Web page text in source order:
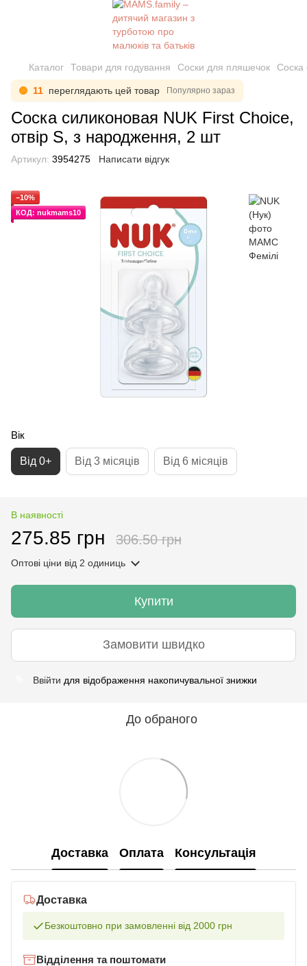
Каталог Товари для годування Соски для пляшечок Соска
11 переглядають цей товар Популярно зараз
Соска силиконовая NUK First Choice,
отвір S, з народження, 2 шт
Артикул: 3954275 Написати відгук
−10%
КОД: nukmams10
Вік
Від 0+ Від 3 місяців Від 6 місяців
В наявності
275.85 грн 306.50 грн
Оптові ціни від 2 одиниць
Купити
Замовити швидко
Ввійти для відображення накопичувальної знижки
До обраного
Доставка Оплата Консультація
Доставка
Безкоштовно при замовленні від 2000 грн
Відділення та поштомати